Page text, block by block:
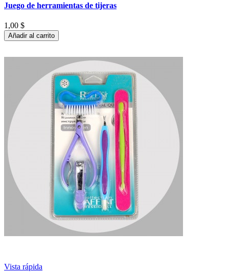
Juego de herramientas de tijeras
1,00 $
Añadir al carrito
Vista rápida